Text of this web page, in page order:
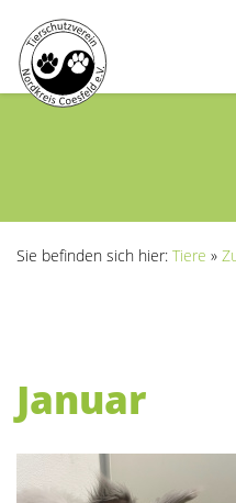
Sie befinden sich hier: Tiere »
Januar